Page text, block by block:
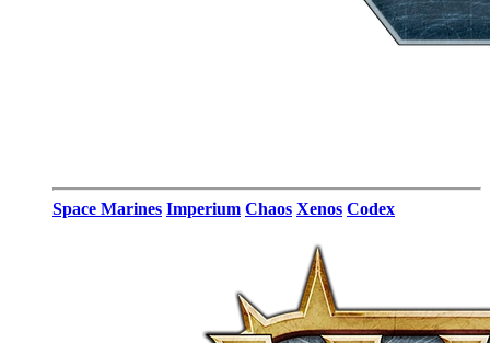
Space Marines Imperium Chaos Xenos Codex